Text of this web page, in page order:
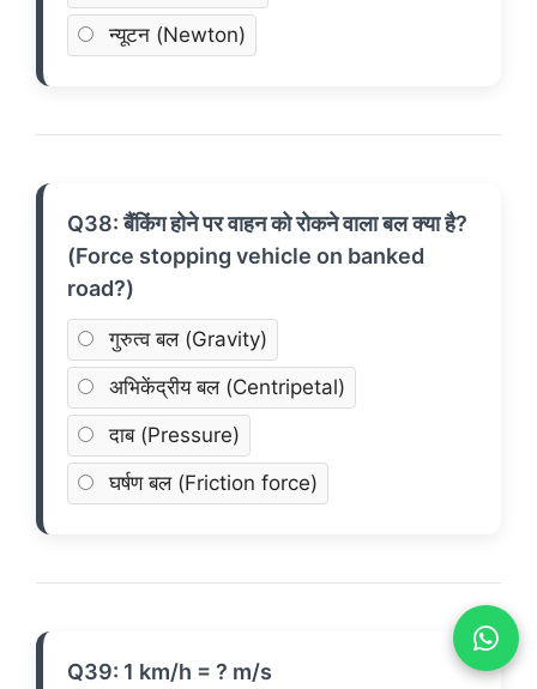
न्यूटन (Newton)
Q38: बैंकिंग होने पर वाहन को रोकने वाला बल क्या है?
(Force stopping vehicle on banked
road?)
गुरुत्व बल (Gravity)
अभिकेंद्रीय बल (Centripetal)
दाब (Pressure)
घर्षण बल (Friction force)
Q39: 1 km/h = ? m/s